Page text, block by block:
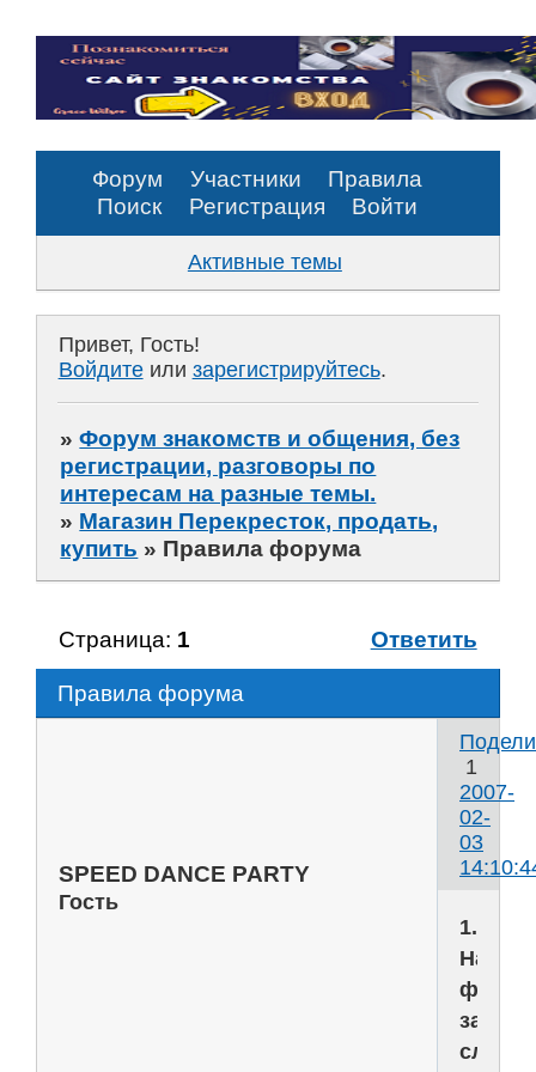
Форум Участники
Правила
Поиск
Регистрация Войти
Активные темы
Привет, Гость!
Войдитеили зарегистрируйтесь.
»Форум знакомств и общения, без
регистрации, разговоры по
интересам на разные темы.
» Магазин Перекресток, продать,
купить » Правила форума
Правила форума
Страница: 1 Ответить
1
2007-
02-
03
SPEED DANCE PARTY
Гость
1.
На